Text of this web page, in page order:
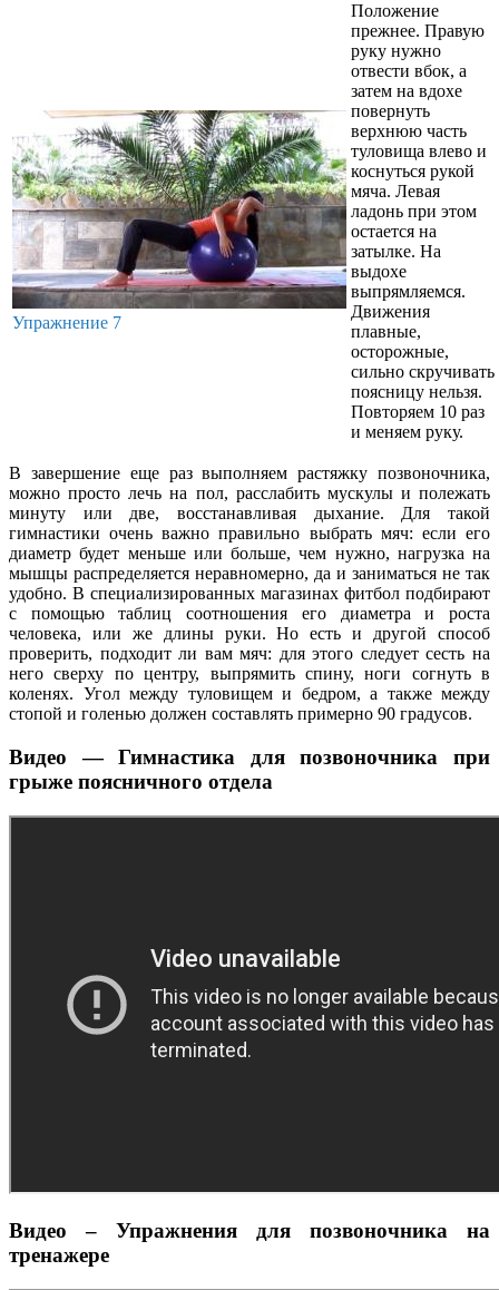
Упражнение 7
Положение
прежнее. Правую
руку нужно
отвести вбок, а
затем на вдохе
повернуть
верхнюю часть
туловища влево и
коснуться рукой
мяча. Левая
ладонь при этом
остается на
затылке. На
выдохе
выпрямляемся.
Движения
плавные,
осторожные,
сильно скручивать
поясницу нельзя.
Повторяем 10 раз
и меняем руку.
В завершение еще раз выполняем растяжку позвоночника,
можно просто лечь на пол, расслабить мускулы и полежать
минуту или две, восстанавливая дыхание. Для такой
гимнастики очень важно правильно выбрать мяч: если его
диаметр будет меньше или больше, чем нужно, нагрузка на
мышцы распределяется неравномерно, да и заниматься не так
удобно. В специализированных магазинах фитбол подбирают
с помощью таблиц соотношения его диаметра и роста
человека, или же длины руки. Но есть и другой способ
проверить, подходит ли вам мяч: для этого следует сесть на
него сверху по центру, выпрямить спину, ноги согнуть в
коленях. Угол между туловищем и бедром, а также между
стопой и голенью должен составлять примерно 90 градусов.
Видео — Гимнастика для позвоночника при
грыже поясничного отдела
Видео – Упражнения для позвоночника на
тренажере